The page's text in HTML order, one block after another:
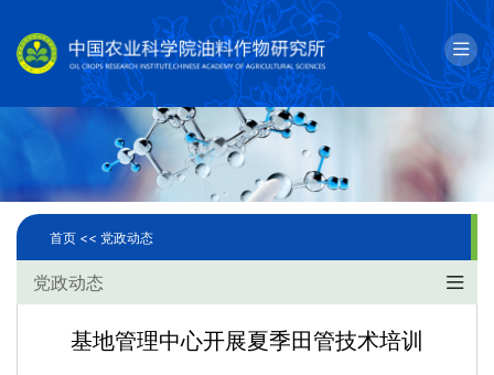
English 邮箱
科学研究
人才队伍
首页 << 党政动态
党政动态
基地管理中心开展夏季田管技术培训